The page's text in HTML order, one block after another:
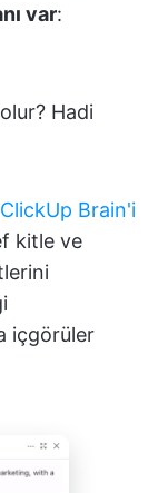
var:
Hadi
ClickUp Brain'i
kitle ve
içgörüler